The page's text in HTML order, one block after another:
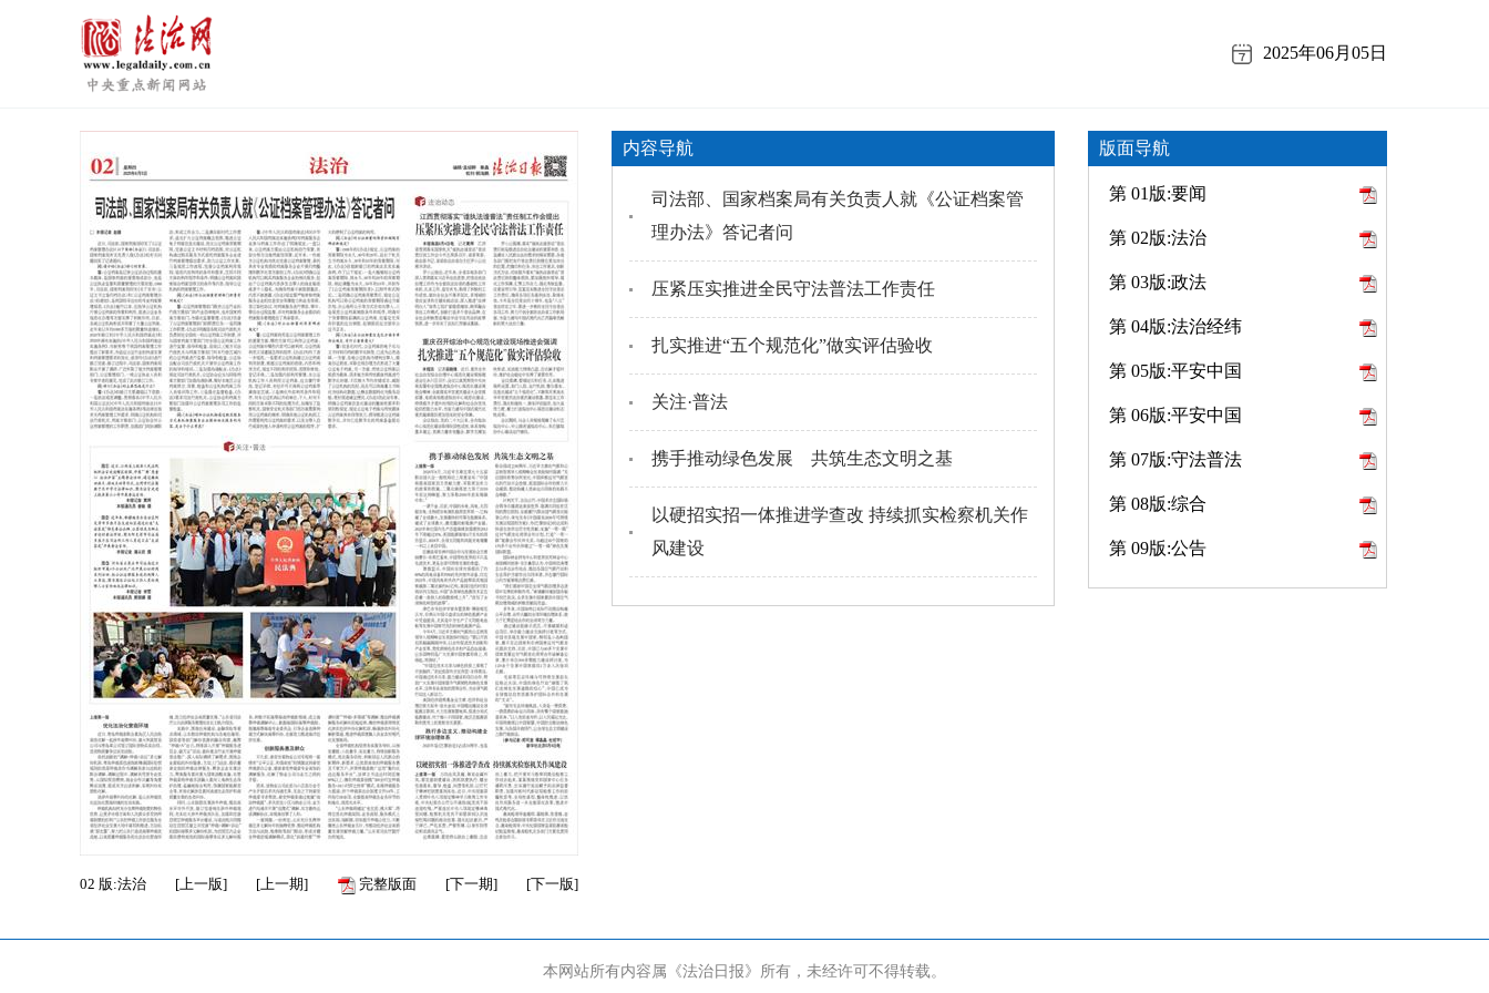
2025年06月05日
02 版:法治 [上一版] [上一期] 完整版面 [下一期] [下一版]
内容导航
司法部、国家档案局有关负责人就《公证档案管
理办法》答记者问
压紧压实推进全民守法普法工作责任
扎实推进“五个规范化”做实评估验收
关注·普法
携手推动绿色发展 共筑生态文明之基
以硬招实招一体推进学查改 持续抓实检察机关作
风建设
版面导航
第 01版:要闻
第 02版:法治
第 03版:政法
第 04版:法治经纬
第 05版:平安中国
第 06版:平安中国
第 07版:守法普法
第 08版:综合
第 09版:公告
本网站所有内容属《法治日报》所有，未经许可不得转载。